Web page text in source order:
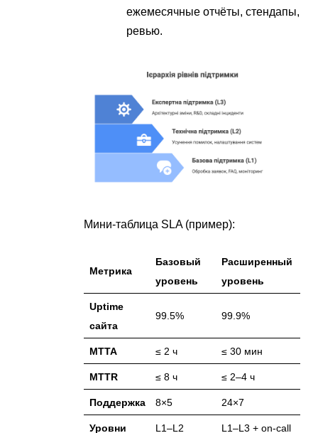
ежемесячные отчёты, стендапы,
ревью.
Мини-таблица SLA (пример):
Метрика
Базовый
уровень
Расширенный
уровень
Uptime
сайта
99.5% 99.9%
MTTA ≤ 2 ч ≤ 30 мин
MTTR ≤ 8 ч ≤ 2–4 ч
Поддержка 8×5 24×7
Уровни L1–L2 L1–L3 + on-call